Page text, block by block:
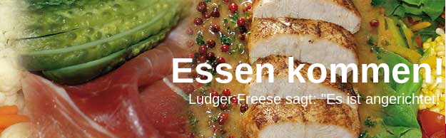
Essen kommen!
Ludger Freese sagt: "Es ist angerichtet!"